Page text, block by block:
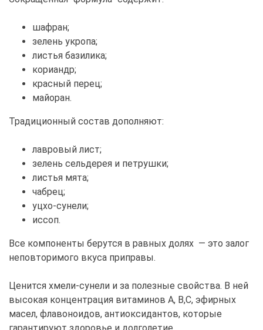
шафран;
зелень укропа;
листья базилика;
кориандр;
красный перец;
майоран.
Традиционный состав дополняют:
лавровый лист;
зелень сельдерея и петрушки;
листья мята;
чабрец;
уцхо-сунели;
иссоп.
Все компоненты берутся в равных долях — это залог
неповторимого вкуса приправы.
Ценится xмели-сунели и за полезные свойства. В ней
высокая концентрация витаминов А, В,С, эфирных
масел, флавоноидов, антиоксидантов, которые